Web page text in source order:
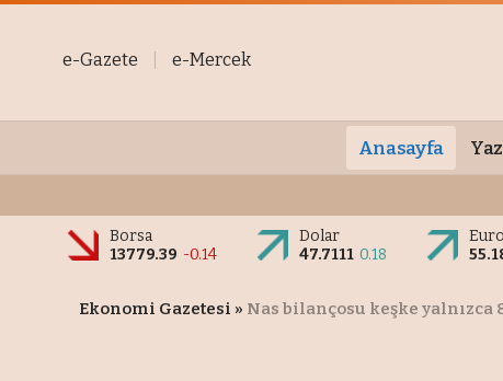
e-Gazete e-Mercek
Anasayfa
Borsa
13779.39 -0.14
Dolar
47.7111 0.18
Euro
Ekonomi Gazetesi » Nas bilançosu keşke yalnızca